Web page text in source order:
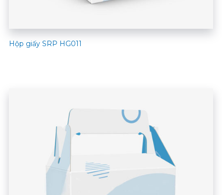
Hộp giấy SRP HG011